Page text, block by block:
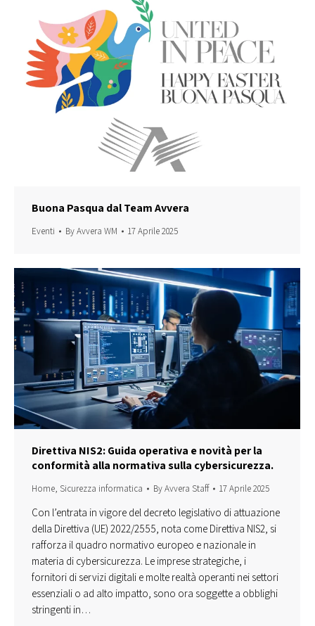
Buona Pasqua dal Team Avvera
Eventi ByAvvera WM 17 Aprile 2025
Direttiva NIS2: Guida operativa e novità per la
conformità alla normativa sulla cybersicurezza.
Home, Sicurezza informatica ByAvvera Staff 17 Aprile 2025
Con l’entrata in vigore del decreto legislativo di attuazione
della Direttiva (UE) 2022/2555, nota come Direttiva NIS2, si
rafforza il quadro normativo europeo e nazionale in
materia di cybersicurezza. Le imprese strategiche, i
fornitori di servizi digitali e molte realtà operanti nei settori
essenziali o ad alto impatto, sono ora soggette a obblighi
stringenti in…